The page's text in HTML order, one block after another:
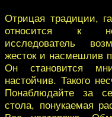
Отрицая традиции,
относится к
исследователь
жесток и насмешлив
Он становится
настойчив. Такого
Понаблюдайте за
стола, понукаемая